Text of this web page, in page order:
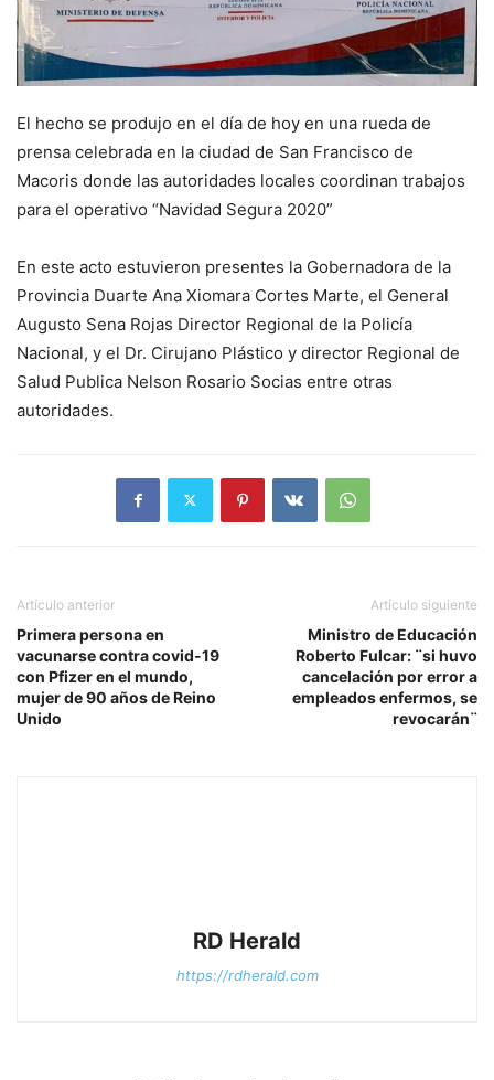
El hecho se produjo en el día de hoy en una rueda de
prensa celebrada en la ciudad de San Francisco de
Macoris donde las autoridades locales coordinan trabajos
para el operativo “Navidad Segura 2020”
En este acto estuvieron presentes la Gobernadora de la
Provincia Duarte Ana Xiomara Cortes Marte, el General
Augusto Sena Rojas Director Regional de la Policía
Nacional, y el Dr. Cirujano Plástico y director Regional de
Salud Publica Nelson Rosario Socias entre otras
autoridades.
Artículo anterior
Primera persona en
vacunarse contra covid-19
con Pfizer en el mundo,
mujer de 90 años de Reino
Unido
Artículo siguiente
Ministro de Educación
Roberto Fulcar: ¨si huvo
cancelación por error a
empleados enfermos, se
revocarán¨
RD Herald
https://rdherald.com